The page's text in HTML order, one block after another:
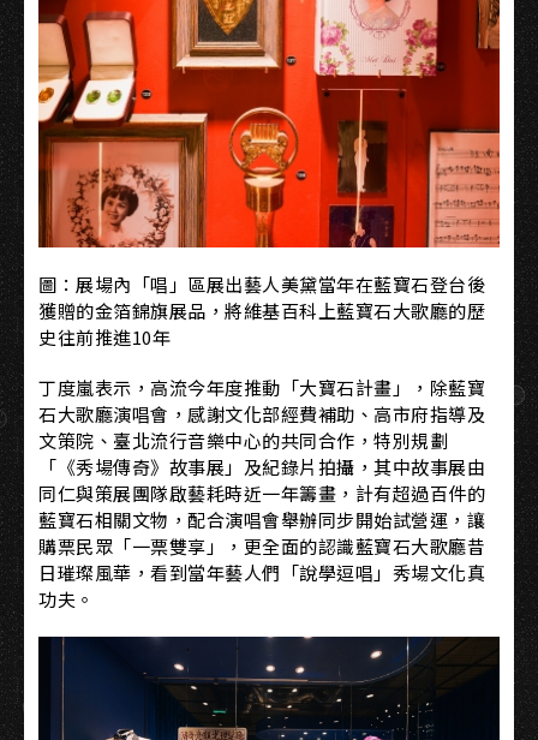
圖：展場內「唱」區展出藝人美黛當年在藍寶石登台後
獲贈的金箔錦旗展品，將維基百科上藍寶石大歌廳的歷
史往前推進10年
丁度嵐表示，高流今年度推動「大寶石計畫」，除藍寶
石大歌廳演唱會，感謝文化部經費補助、高市府指導及
文策院、臺北流行音樂中心的共同合作，特別規劃
「《秀場傳奇》故事展」及紀錄片拍攝，其中故事展由
同仁與策展團隊啟藝耗時近一年籌畫，計有超過百件的
藍寶石相關文物，配合演唱會舉辦同步開始試營運，讓
購票民眾「一票雙享」，更全面的認識藍寶石大歌廳昔
日璀璨風華，看到當年藝人們「說學逗唱」秀場文化真
功夫。